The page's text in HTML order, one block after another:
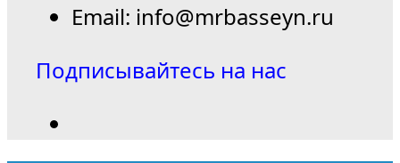
Email: info@mrbasseyn.ru
Подписывайтесь на нас